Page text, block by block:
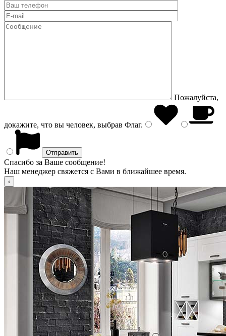
Пожалуйста,
докажите, что вы человек, выбрав Флаг.
Спасибо за Ваше сообщение!
Наш менеджер свяжется с Вами в ближайшее время.